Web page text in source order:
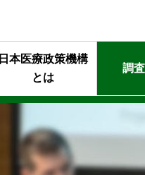
日本医療政策機構
とは
ミッション・行動指針
代表理事メッセージ
終身名誉チェアマンメッセ
組織概要
年報・最近の活動
HGPIを支えるプロフェッ
スタッフの声
HGPIのあゆみ
黒川清賞
調